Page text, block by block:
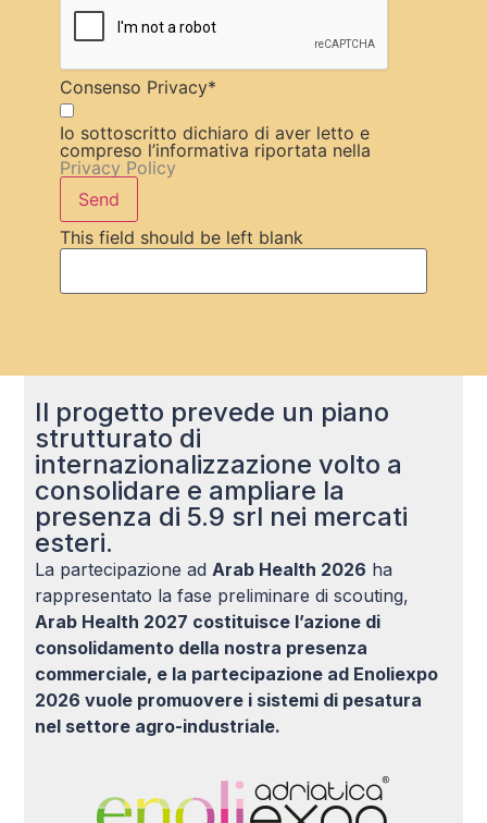
Consenso Privacy*
Io sottoscritto dichiaro di aver letto e
compreso l’informativa riportata nella
Privacy Policy
Send
This field should be left blank
Il progetto prevede un piano
strutturato di
internazionalizzazione volto a
consolidare e ampliare la
presenza di 5.9 srl nei mercati
esteri.
La partecipazione ad Arab Health 2026 ha
rappresentato la fase preliminare di scouting,
Arab Health 2027 costituisce l’azione di
consolidamento della nostra presenza
commerciale, e la partecipazione ad Enoliexpo
2026 vuole promuovere i sistemi di pesatura
nel settore agro-industriale.